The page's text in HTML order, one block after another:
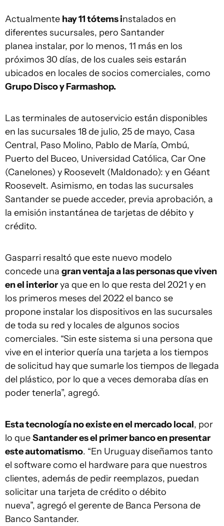
Actualmente hay 11 tótems instalados en
diferentes sucursales, pero Santander
planea instalar, por lo menos, 11 más en los
próximos 30 días, de los cuales seis estarán
ubicados en locales de socios comerciales, como
Grupo Disco y Farmashop.
Las terminales de autoservicio están disponibles
en las sucursales 18 de julio, 25 de mayo, Casa
Central, Paso Molino, Pablo de María, Ombú,
Puerto del Buceo, Universidad Católica, Car One
(Canelones) y Roosevelt (Maldonado): y en Géant
Roosevelt. Asimismo, en todas las sucursales
Santander se puede acceder, previa aprobación, a
la emisión instantánea de tarjetas de débito y
crédito.
Gasparri resaltó que este nuevo modelo
concede una gran ventaja a las personas que viven
en el interiorya que en lo que resta del 2021 y en
los primeros meses del 2022 el banco se
propone instalar los dispositivos en las sucursales
de toda su red y locales de algunos socios
comerciales. “Sin este sistema si una persona que
vive en el interior quería una tarjeta a los tiempos
de solicitud hay que sumarle los tiempos de llegada
del plástico, por lo que a veces demoraba días en
poder tenerla”, agregó.
Esta tecnología no existe en el mercado local, por
lo queSantander es el primer banco en presentar
este automatismo. “En Uruguay diseñamos tanto
el software como el hardware para que nuestros
clientes, además de pedir reemplazos, puedan
solicitar una tarjeta de crédito o débito
nueva”, agregó el gerente de Banca Persona de
Banco Santander.